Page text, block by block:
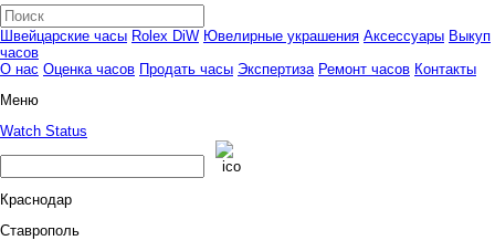
Швейцарские часы Rolex DiW Ювелирные украшения Аксессуары Выкуп
часов
О нас Оценка часов Продать часы Экспертиза Ремонт часов Контакты
Меню
Watch Status
Краснодар
Ставрополь